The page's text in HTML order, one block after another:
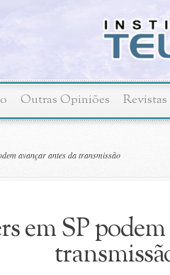
Outras Opiniões Revistas
avançar antes da transmissão
em SP